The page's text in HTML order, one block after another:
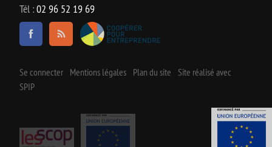
Tél :02 96 52 19 69
Se connecter Mentions légales Plan du site
Site réalisé avec
SPIP